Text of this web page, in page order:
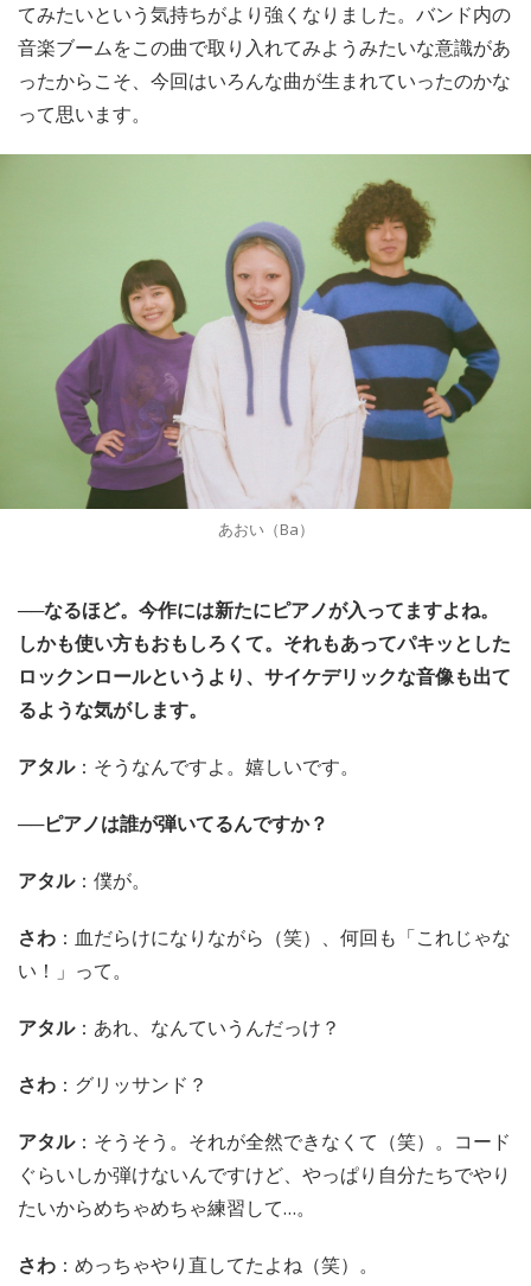
てみたいという気持ちがより強くなりました。バンド内の
音楽ブームをこの曲で取り入れてみようみたいな意識があ
ったからこそ、今回はいろんな曲が生まれていったのかな
って思います。
あおい（Ba）
──なるほど。今作には新たにピアノが入ってますよね。
しかも使い方もおもしろくて。それもあってパキッとした
ロックンロールというより、サイケデリックな音像も出て
るような気がします。
アタル：そうなんですよ。嬉しいです。
──ピアノは誰が弾いてるんですか？
アタル：僕が。
さわ ：血だらけになりながら（笑）、何回も「これじゃな
い！」って。
アタル：あれ、なんていうんだっけ？
さわ ：グリッサンド？
アタル：そうそう。それが全然できなくて（笑）。コード
ぐらいしか弾けないんですけど、やっぱり自分たちでやり
たいからめちゃめちゃ練習して…。
さわ ：めっちゃやり直してたよね（笑）。